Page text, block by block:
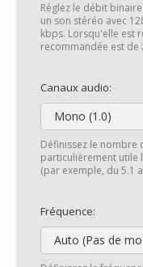
Réglez le débit
un son stéréo avec
kbps. Lorsqu'elle est
recommandée est de
Canaux audio:
Mono (1.0)
Définissez le nombre
particulièrement utile
(par exemple, du 5.1
Fréquence:
Auto (Pas de